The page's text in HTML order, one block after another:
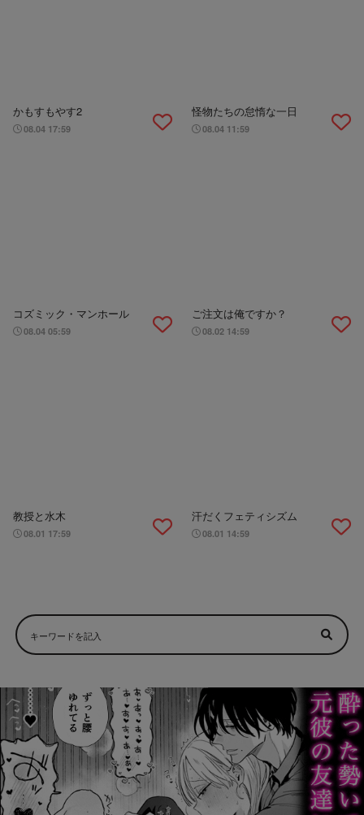
かもすもやす2
08.04 17:59
怪物たちの怠惰な一日
08.04 11:59
コズミック・マンホール
08.04 05:59
ご注文は俺ですか？
08.02 14:59
教授と水木
08.01 17:59
汗だくフェティシズム
08.01 14:59